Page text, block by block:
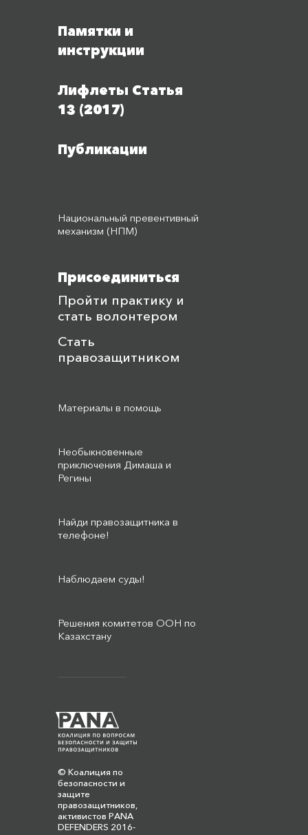
© Коалиция по
безопасности и
защите
правозащитников,
активистов PANA
DEFENDERS 2016-
Памятки и
инструкции
Лифлеты Статья
13 (2017)
Публикации
Национальный превентивный
механизм (НПМ)
Присоединиться
Пройти практику и
стать волонтером
Стать
правозащитником
Материалы в помощь
Необыкновенные
приключения Димаша и
Регины
Найди правозащитника в
телефоне!
Наблюдаем суды!
Решения комитетов ООН по
Казахстану